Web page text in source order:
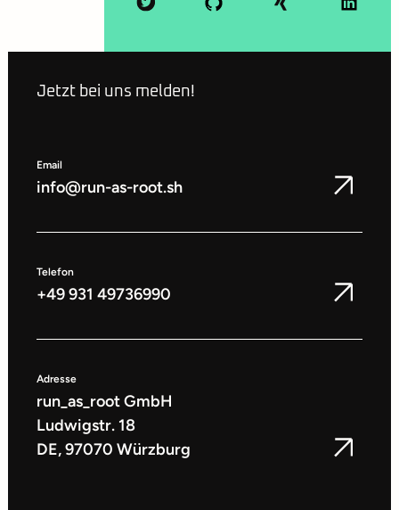
Jetzt bei uns melden!
Email
info@run-as-root.sh
Telefon
+49 931 49736990
Adresse
run_as_root GmbH
Ludwigstr. 18
DE, 97070 Würzburg